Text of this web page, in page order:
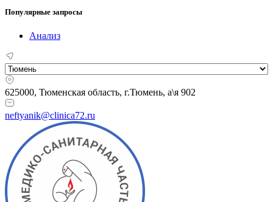
Популярные запросы
Анализ
625000, Тюменская область, г.Тюмень, а\я 902
neftyanik@clinica72.ru